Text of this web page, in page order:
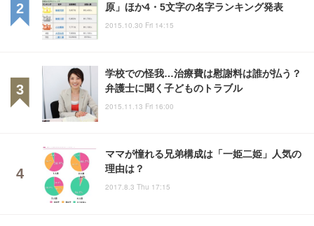
原」ほか4・5文字の名字ランキング発表
2015.10.30 Fri 14:15
学校での怪我…治療費は慰謝料は誰が払う？
弁護士に聞く子どものトラブル
2015.11.13 Fri 16:00
ママが憧れる兄弟構成は「一姫二姫」人気の
理由は？
2017.8.3 Thu 17:15